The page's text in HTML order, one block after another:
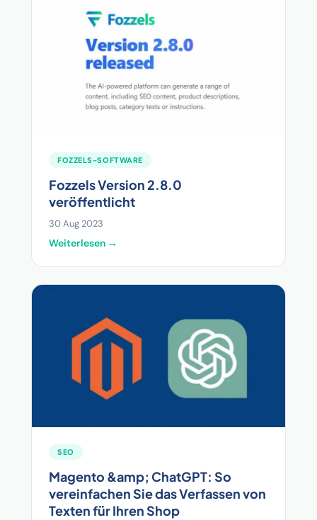
FOZZELS-SOFTWARE
Fozzels Version 2.8.0
veröffentlicht
30 Aug 2023
Weiterlesen →
SEO
Magento &amp; ChatGPT: So
vereinfachen Sie das Verfassen von
Texten für Ihren Shop